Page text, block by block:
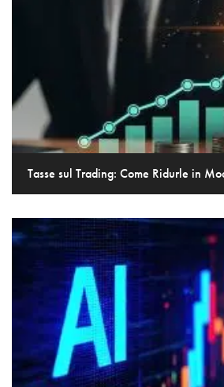
Tasse sul Trading: Come Ridurle in